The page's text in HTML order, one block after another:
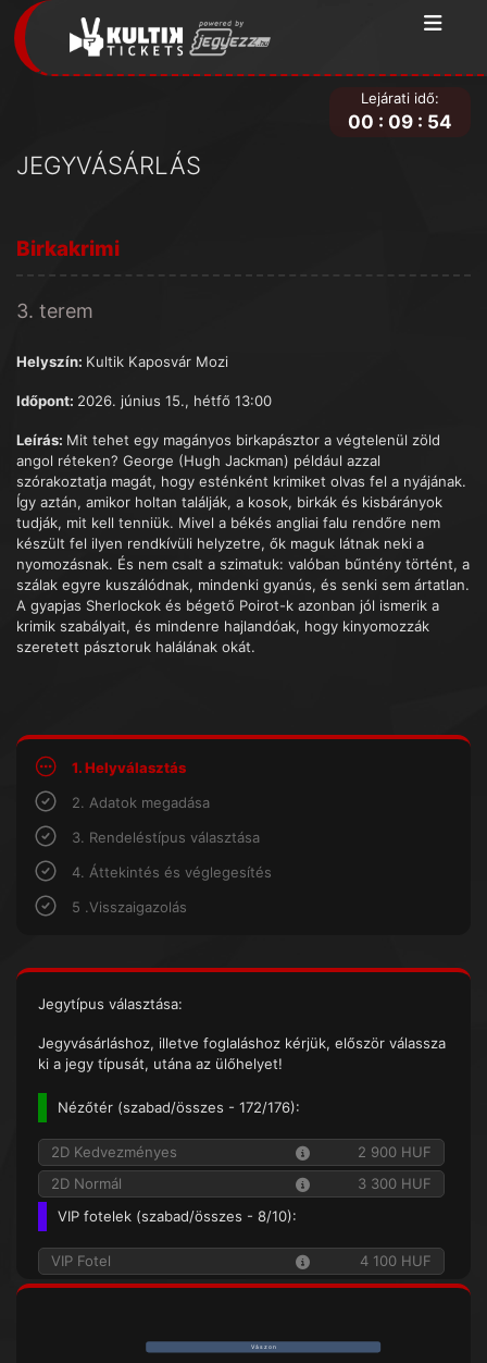
JEGYVÁSÁRLÁS
Lejárati idő:
00 : 09 : 54
Birkakrimi
3. terem
Helyszín: Kultik Kaposvár Mozi
Időpont: 2026. június 15., hétfő 13:00
Leírás: Mit tehet egy magányos birkapásztor a végtelenül zöld
angol réteken? George (Hugh Jackman) például azzal
szórakoztatja magát, hogy esténként krimiket olvas fel a nyájának.
Így aztán, amikor holtan találják, a kosok, birkák és kisbárányok
tudják, mit kell tenniük. Mivel a békés angliai falu rendőre nem
készült fel ilyen rendkívüli helyzetre, ők maguk látnak neki a
nyomozásnak. És nem csalt a szimatuk: valóban bűntény történt, a
szálak egyre kuszálódnak, mindenki gyanús, és senki sem ártatlan.
A gyapjas Sherlockok és bégető Poirot-k azonban jól ismerik a
krimik szabályait, és mindenre hajlandóak, hogy kinyomozzák
szeretett pásztoruk halálának okát.
1. Helyválasztás
2. Adatok megadása
3. Rendeléstípus választása
4. Áttekintés és véglegesítés
5 .Visszaigazolás
Jegytípus választása:
Jegyvásárláshoz, illetve foglaláshoz kérjük, először válassza
ki a jegy típusát, utána az ülőhelyet!
Nézőtér (szabad/összes - 172/176):
2D Kedvezményes
2 900 HUF
2D Normál
3 300 HUF
VIP fotelek (szabad/összes - 8/10):
VIP Fotel 4 100 HUF
V á s z o n